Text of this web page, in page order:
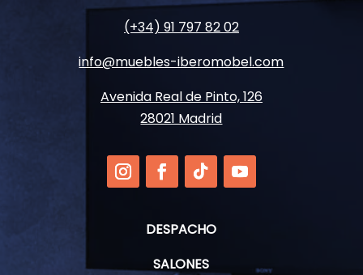
(+34) 91 797 82 02
info@muebles-iberomobel.com
Avenida Real de Pinto, 126
28021 Madrid
DESPACHO
SALONES